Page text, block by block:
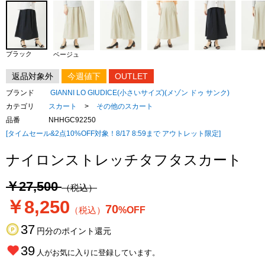
ブラック ベージュ
返品対象外 今週値下 OUTLET
ブランド
GIANNI LO GIUDICE(小さいサイズ)(メゾン ドゥ サンク)
カテゴリ
スカート >
その他のスカート
品番
NHHGC92250
[タイムセール&2点10%OFF対象！8/17 8:59まで アウトレット限定]
ナイロンストレッチタフタスカート
￥27,500（税込）
￥8,250 （税込） 70%OFF
37 円分のポイント還元
39 人がお気に入りに登録しています。